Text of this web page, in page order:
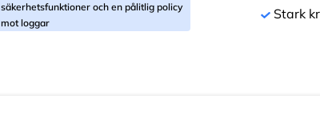
säkerhetsfunktioner och en pålitlig policy
mot loggar
Stark